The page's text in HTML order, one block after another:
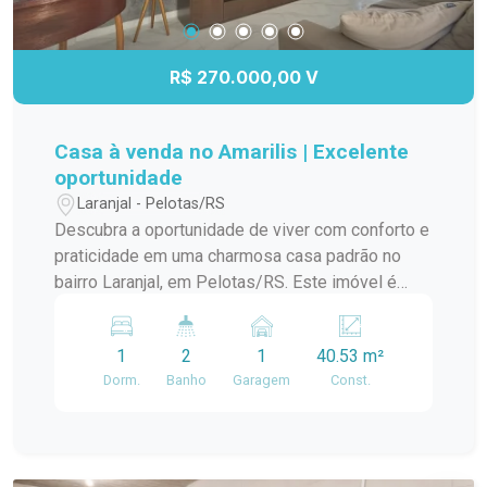
R$ 270.000,00 V
Casa à venda no Amarilis | Excelente
oportunidade
Laranjal - Pelotas/RS
Descubra a oportunidade de viver com conforto e
praticidade em uma charmosa casa padrão no
bairro Laranjal, em Pelotas/RS. Este imóvel é
bem localizado. A casa conta com amplos
ambientes, proporcionando uma ótima circulação
e iluminação natural. A sala de estar é perfeita
1
Dorm.
2
Banho
1
Garagem
40.53 m²
Const.